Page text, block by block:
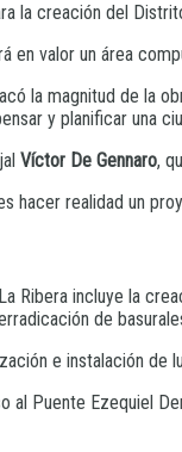
la creación del
en valor un área
la magnitud de la
y planificar una
Víctor De Gennaro,
hacer realidad un
Ribera incluye la
de
e instalación
al Puente Ezequiel